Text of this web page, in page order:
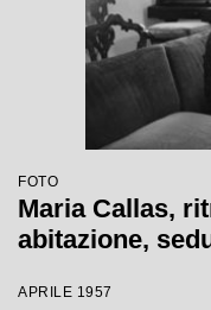
FOTO
Maria Callas,
abitazione,
APRILE 1957